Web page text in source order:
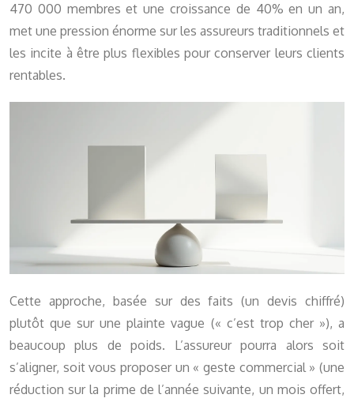
470 000 membres et une croissance de 40% en un an,
met une pression énorme sur les assureurs traditionnels et
les incite à être plus flexibles pour conserver leurs clients
rentables.
Cette approche, basée sur des faits (un devis chiffré)
plutôt que sur une plainte vague (« c’est trop cher »), a
beaucoup plus de poids. L’assureur pourra alors soit
s’aligner, soit vous proposer un « geste commercial » (une
réduction sur la prime de l’année suivante, un mois offert,